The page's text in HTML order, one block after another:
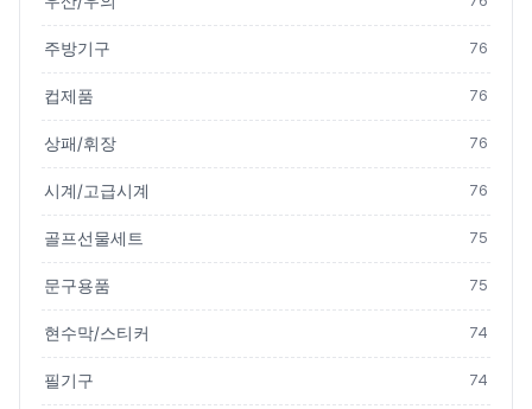
주방기구 76
컵제품 76
상패/휘장 76
시계/고급시계 76
골프선물세트 75
문구용품 75
현수막/스티커 74
필기구 74